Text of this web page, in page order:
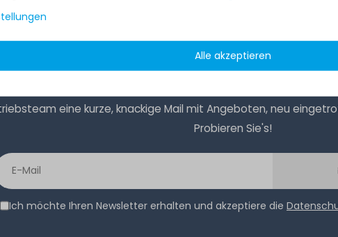
eine kurze, knackige Mail mit Angeboten, neu
Probieren Sie's!
Ich möchte Ihren Newsletter erhalten und akzeptiere die
Alle akzeptieren